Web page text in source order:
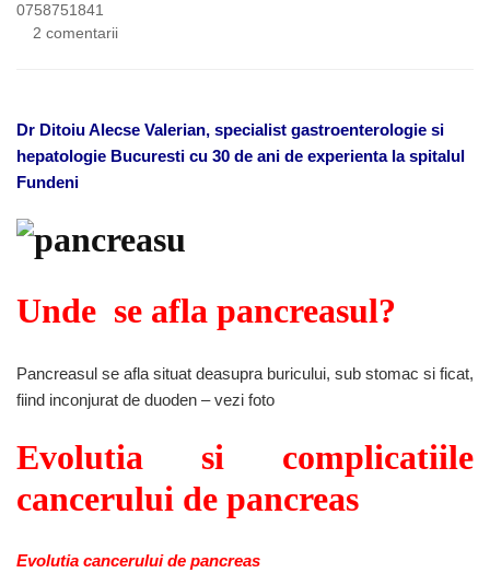
0758751841
2 comentariila
complicatii,
tratament,
Dr Ditoiu Alecse Valerian, specialist gastroenterologie si
hepatologie Bucuresti cu 30 de ani de experienta la spitalul
Fundeni
Unde se afla pancreasul?
Pancreasul se afla situat deasupra buricului, sub stomac si ficat,
fiind inconjurat de duoden – vezi foto
Evolutia si complicatiile
cancerului de pancreas
Evolutia cancerului de pancreas